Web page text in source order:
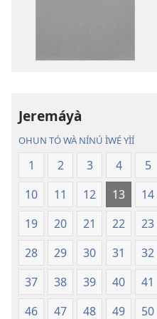
Jeremáyà
OHUN TÓ WÀ NÍNÚ ÌWÉ YÌÍ
1 2 3 4 5
10
11 12 13 14
19
20 21 22 23
28
29 30 31 32
37
38 39 40 41
46
47 48 49 50